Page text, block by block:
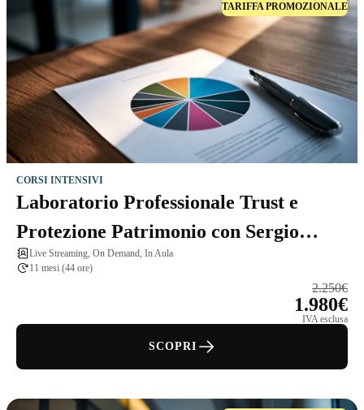
TARIFFA PROMOZIONALE
CORSI INTENSIVI
Laboratorio Professionale Trust e
Protezione Patrimonio con Sergio
Pellegrino
Live Streaming, On Demand, In Aula
11 mesi (44 ore)
2.250€
1.980€
IVA esclusa
SCOPRI